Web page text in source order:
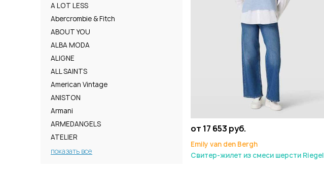
от 17 653 руб.
Emily van den Bergh
Свитер-жилет из смеси шерсти Riegel
A LOT LESS
Abercrombie & Fitch
ABOUT YOU
ALBA MODA
ALIGNE
ALL SAINTS
American Vintage
ANISTON
Armani
ARMEDANGELS
ATELIER
показать все